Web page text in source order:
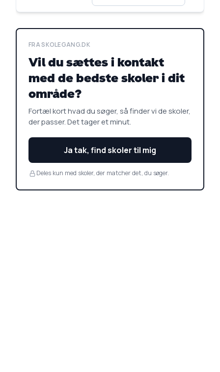
FRA SKOLEGANG.DK
Vil du sættes i kontakt
med de bedste skoler i dit
område?
Fortæl kort hvad du søger, så finder vi de skoler,
der passer. Det tager et minut.
Ja tak, find skoler til mig
Deles kun med skoler, der matcher det, du søger.